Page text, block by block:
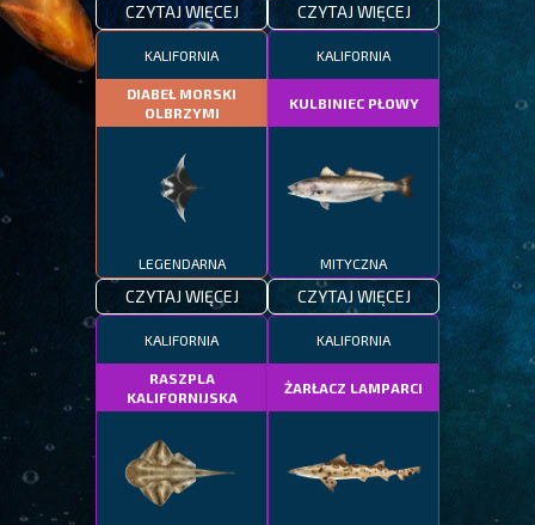
CZYTAJ WIĘCEJ CZYTAJ WIĘCEJ
KALIFORNIA
DIABEŁ MORSKI
OLBRZYMI
LEGENDARNA
CZYTAJ WIĘCEJ
KALIFORNIA
KULBINIEC PŁOWY
MITYCZNA
CZYTAJ WIĘCEJ
KALIFORNIA
RASZPLA
KALIFORNIJSKA
KALIFORNIA
ŻARŁACZ LAMPARCI